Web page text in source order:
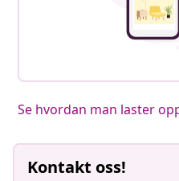
Se hvordan man laster
Kontakt oss!